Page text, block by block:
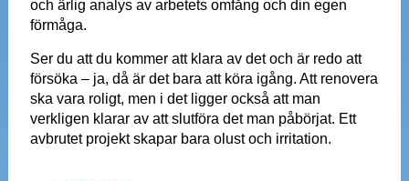
och ärlig analys av arbetets omfång och din egen
förmåga.
Ser du att du kommer att klara av det och är redo att
försöka – ja, då är det bara att köra igång. Att renovera
ska vara roligt, men i det ligger också att man
verkligen klarar av att slutföra det man påbörjat. Ett
avbrutet projekt skapar bara olust och irritation.